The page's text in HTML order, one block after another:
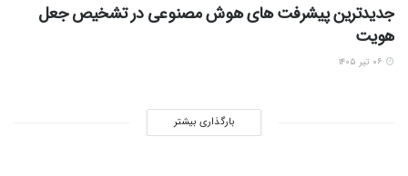
جدیدترین پیشرفت های هوش مصنوعی در تشخیص جعل
هویت
بارگذاری بیشتر